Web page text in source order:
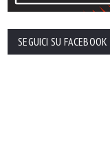
SEGUICI SU FACEBOOK